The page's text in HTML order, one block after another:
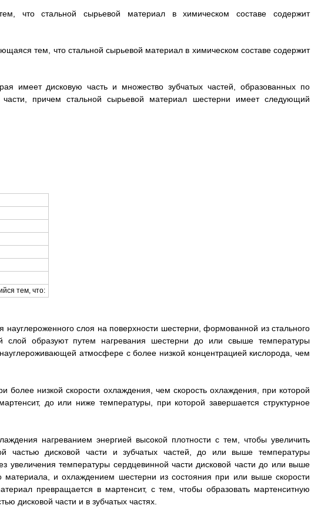
что стальной сырьевой материал в химическом составе содержит
тем, что стальной сырьевой материал в химическом составе содержит
имеет дисковую часть и множество зубчатых частей, образованных по
причем стальной сырьевой материал шестерни имеет следующий
тем, что:
слоя на поверхности шестерни, формованной из стального
слой образуют путем нагревания шестерни до или свыше температуры
атмосфере с более низкой концентрацией кислорода, чем
более низкой скорости охлаждения, чем скорость охлаждения, при которой
до или ниже температуры, при которой завершается структурное
нагреванием энергией высокой плотности с тем, чтобы увеличить
частью дисковой части и зубчатых частей, до или выше температуры
увеличения температуры сердцевинной части дисковой части до или выше
материала, и охлаждением шестерни из состояния при или выше скорости
превращается в мартенсит, с тем, чтобы образовать мартенситную
дисковой части и в зубчатых частях.